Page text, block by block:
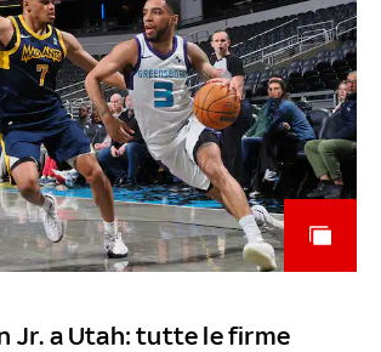
Jr. a Utah: tutte le firme